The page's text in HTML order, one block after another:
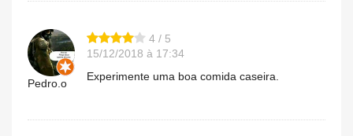
Pedro.o
4 / 5
15/12/2018 à 17:34
Experimente uma boa comida caseira.